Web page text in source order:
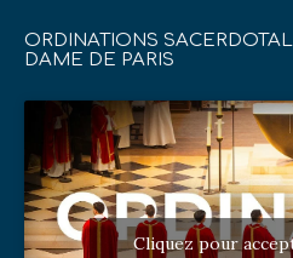
ORDINATIONS
DAME DE PARIS
Cliquez pour